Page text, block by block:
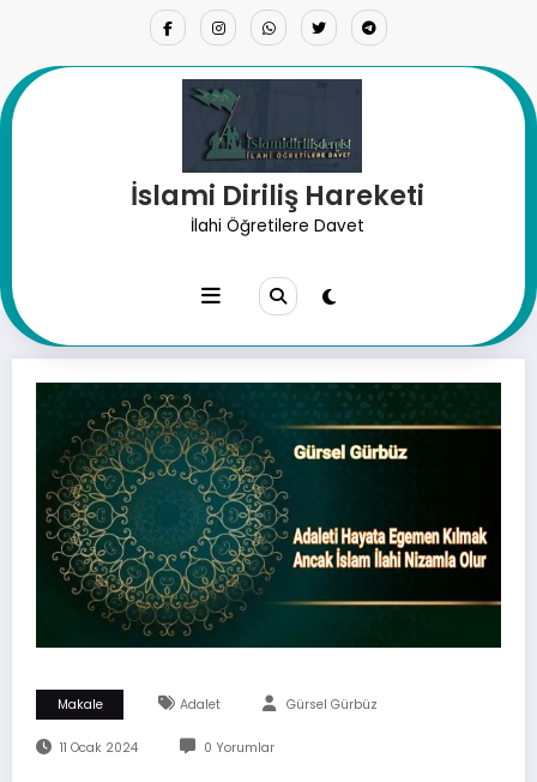
İslami Diriliş Hareketi
İlahi Öğretilere Davet
Adaleti Hayata Egemen Kılmak
Makale Adalet Gürsel Gürbüz
11 Ocak 2024 0 Yorumlar